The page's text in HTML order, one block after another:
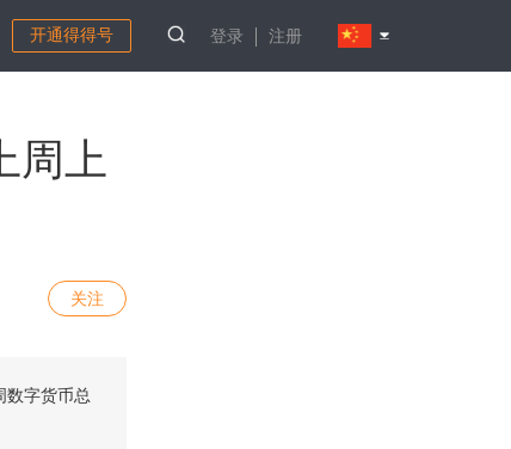
开通得得号 登录 注册
周上
关注
字货币总